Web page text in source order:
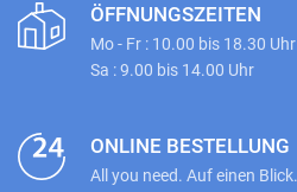
ÖFFNUNGSZEITEN
Mo - Fr : 10.00 bis 18.30 Uhr
Sa : 9.00 bis 14.00 Uhr
ONLINE BESTELLUNG
All you need. Auf einen Blick.